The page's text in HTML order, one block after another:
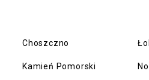
Choszczno
Kamień Pomorski